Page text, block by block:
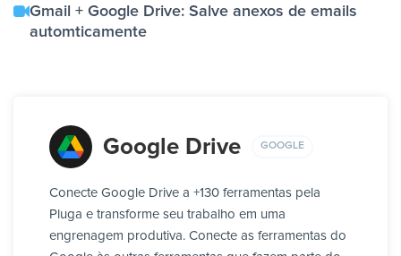
Gmail + Google Drive: Salve anexos de emails
automticamente
Google Drive GOOGLE
Conecte Google Drive a +130 ferramentas pela
Pluga e transforme seu trabalho em uma
engrenagem produtiva. Conecte as ferramentas do